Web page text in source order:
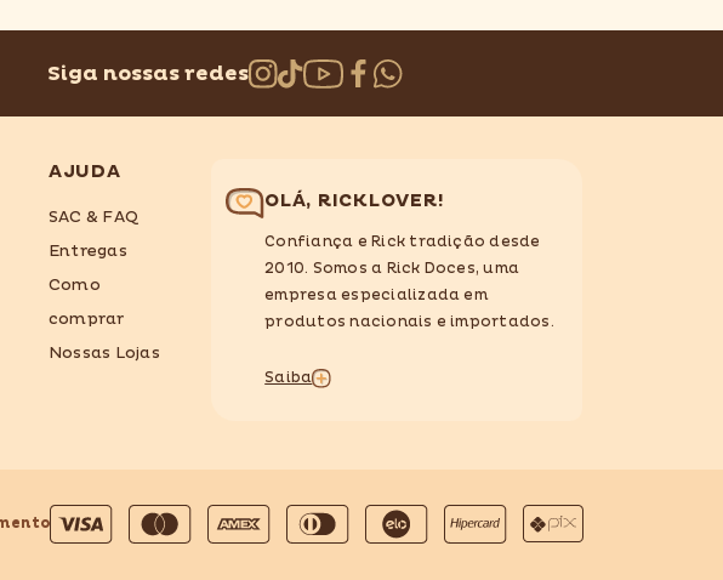
Siga nossas redes
AJUDA
SAC & FAQ
Entregas
Como
comprar
Nossas Lojas
OLÁ, RICKLOVER!
Confiança e Rick tradição desde
2010. Somos a Rick Doces, uma
empresa especializada em
produtos nacionais e importados.
Saiba